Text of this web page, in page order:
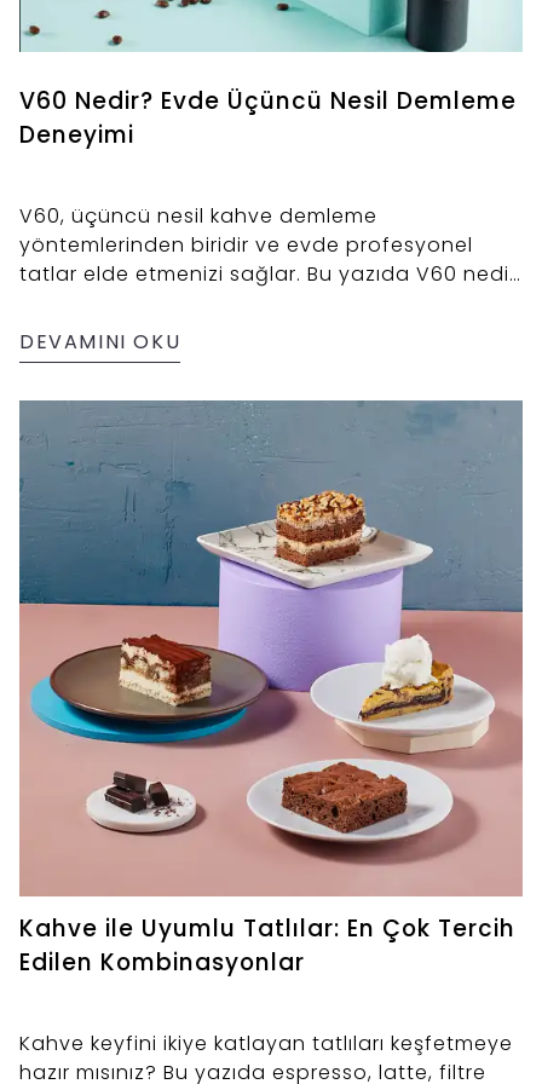
V60 Nedir? Evde Üçüncü Nesil Demleme
Deneyimi
V60, üçüncü nesil kahve demleme
yöntemlerinden biridir ve evde profesyonel
tatlar elde etmenizi sağlar. Bu yazıda V60 nedir,
gibi sorulara sade ve anlaşılır yanıtlar
bulacaksınız.
DEVAMINI OKU
Kahve ile Uyumlu Tatlılar: En Çok Tercih
Edilen Kombinasyonlar
Kahve keyfini ikiye katlayan tatlıları keşfetmeye
hazır mısınız? Bu yazıda espresso, latte, filtre